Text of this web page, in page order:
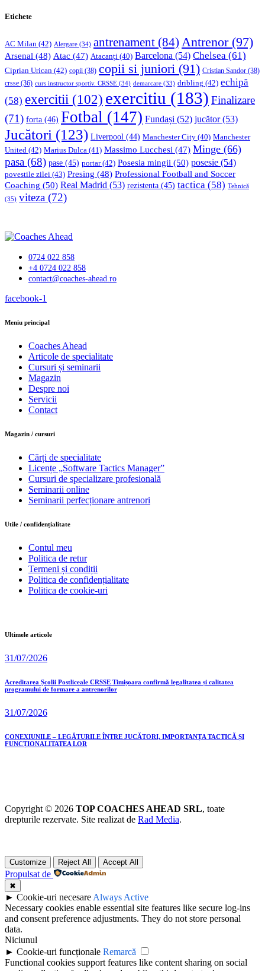
Etichete
AC Milan (42) Alergare (34) antrenament (84) Antrenor(97)
Arsenal (48) Atac (47) Atacanți (40) Barcelona (54) Chelsea (61)
Ciprian Urican (42) copii (38) copii si juniori (91) Cristian Sandor (38)
crsse (36) curs instructor sportiv. CRSSE (34) demarcare (33) dribling (42) echipă
(58) exercitii (102) exercitiu (183) Finalizare
(71) forta (46) Fotbal (147) Fundași (52) jucător(53)
Jucători (123) Liverpool (44) Manchester City (40) Manchester
United (42) Marius Dulca (41) Massimo Lucchesi (47) Minge (66)
pasa (68) pase (45) portar(42) Posesia mingii (50) posesie (54)
povestile zilei (43) Presing (48) Professional Football and Soccer
Coaching (50) Real Madrid (53) rezistenta (45) tactica (58) Tehnică
(35) viteza (72)
0724 022 858
+4 0724 022 858
contact@coaches-ahead.ro
facebook-1
Meniu principal
Coaches Ahead
Articole de specialitate
Cursuri și seminarii
Magazin
Despre noi
Servicii
Contact
Magazin / cursuri
Cărți de specialitate
Licențe „Software Tactics Manager”
Cursuri de specializare profesională
Seminarii online
Seminarii perfecționare antrenori
Utile / confidențialitate
Contul meu
Politica de retur
Termeni și condiții
Politica de confidențialitate
Politica de cookie-uri
Ultimele articole
31/07/2026
Acreditarea Școlii Postliceale CRSSE Timișoara confirmă legalitatea și calitatea
programului de formare a antrenorilor
31/07/2026
CONEXIUNILE – LEGĂTURILE ÎNTRE JUCĂTORI, IMPORTANȚA TACTICĂ ȘI
FUNCȚIONALITATEA LOR
Copyright © 2026 TOP COACHES AHEAD SRL, toate
drepturile rezervate. Site realizat de Rad Media.
Customize Reject All Accept All
Propulsat de
✖
► Cookie-uri necesare Always Active
Necessary cookies enable essential site features like secure log-ins
and consent preference adjustments. They do not store personal
data.
Niciunul
► Cookie-uri funcționale Remarcă
Functional cookies support features like content sharing on social